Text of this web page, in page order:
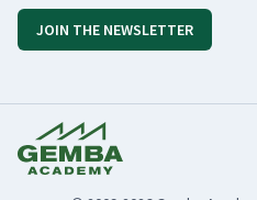
JOIN THE NEWSLETTER